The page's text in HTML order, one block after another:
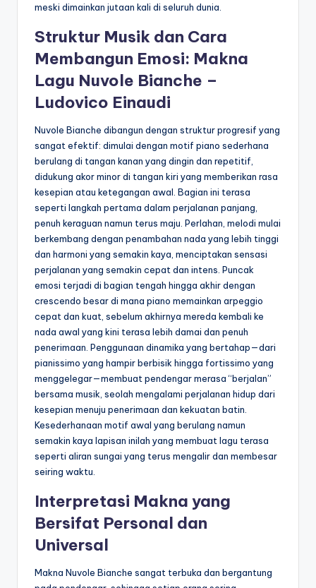
meski dimainkan jutaan kali di seluruh dunia.
Struktur Musik dan Cara
Membangun Emosi: Makna
Lagu Nuvole Bianche –
Ludovico Einaudi
Nuvole Bianche dibangun dengan struktur progresif yang
sangat efektif: dimulai dengan motif piano sederhana
berulang di tangan kanan yang dingin dan repetitif,
didukung akor minor di tangan kiri yang memberikan rasa
kesepian atau ketegangan awal. Bagian ini terasa
seperti langkah pertama dalam perjalanan panjang,
penuh keraguan namun terus maju. Perlahan, melodi mulai
berkembang dengan penambahan nada yang lebih tinggi
dan harmoni yang semakin kaya, menciptakan sensasi
perjalanan yang semakin cepat dan intens. Puncak
emosi terjadi di bagian tengah hingga akhir dengan
crescendo besar di mana piano memainkan arpeggio
cepat dan kuat, sebelum akhirnya mereda kembali ke
nada awal yang kini terasa lebih damai dan penuh
penerimaan. Penggunaan dinamika yang bertahap—dari
pianissimo yang hampir berbisik hingga fortissimo yang
menggelegar—membuat pendengar merasa “berjalan”
bersama musik, seolah mengalami perjalanan hidup dari
kesepian menuju penerimaan dan kekuatan batin.
Kesederhanaan motif awal yang berulang namun
semakin kaya lapisan inilah yang membuat lagu terasa
seperti aliran sungai yang terus mengalir dan membesar
seiring waktu.
Interpretasi Makna yang
Bersifat Personal dan
Universal
Makna Nuvole Bianche sangat terbuka dan bergantung